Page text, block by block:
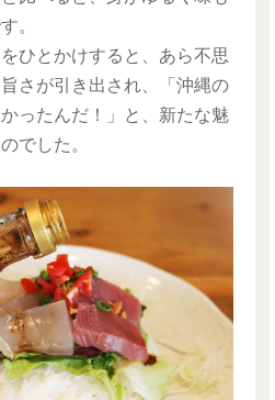
。
ひとかけすると、あら不思
さが引き出され、「沖縄の
ったんだ！」と、新たな魅
でした。